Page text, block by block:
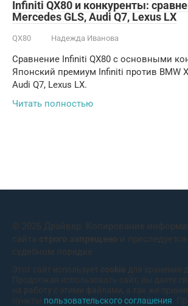
Infiniti QX80 и конкуренты:
Mercedes GLS, Audi Q7, Lexus LX
QX80 Надежда Иванова
Сравнение Infiniti QX80 с основными
Японский премиум Infiniti против BMW
Audi Q7, Lexus LX.
Читать полностью
© 2026 Драйвер. Копирование
сайта строго запрещено и преследуется
судебном порядке
Этот сайт использует cookie для хранения
Продолжая использовать сайт, вы даете
на работу с этими файлами, а так же
пункты пользовательского соглашения .